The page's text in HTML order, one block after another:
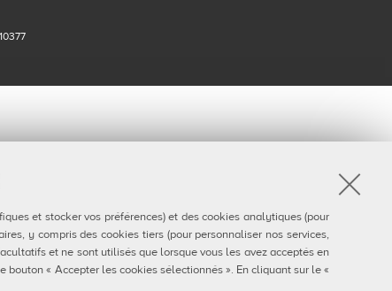
et stocker vos préférences) et des cookies analytiques (pour
y compris des cookies tiers (pour personnaliser nos services,
et ne sont utilisés que lorsque vous les avez acceptés en
bouton « Accepter les cookies sélectionnés ». En cliquant sur le «